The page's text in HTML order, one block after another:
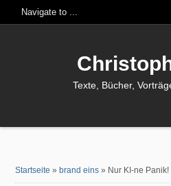
Texte, Bücher,
Startseite » brand eins » Nur KI-ne Panik!